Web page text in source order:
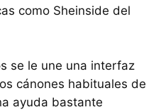
como Sheinside del
se le une una interfaz
cánones habituales de
ayuda bastante